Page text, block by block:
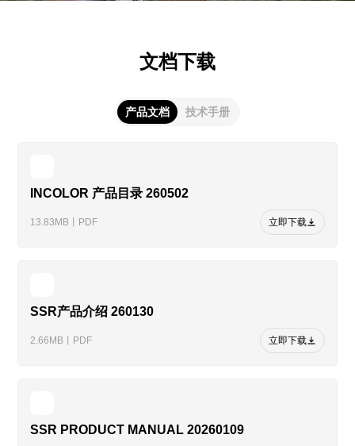
文档下载
产品文档 技术手册
INCOLOR 产品目录 260502
13.83MB丨PDF 立即下载
SSR产品介绍 260130
2.66MB丨PDF 立即下载
SSR PRODUCT MANUAL 20260109